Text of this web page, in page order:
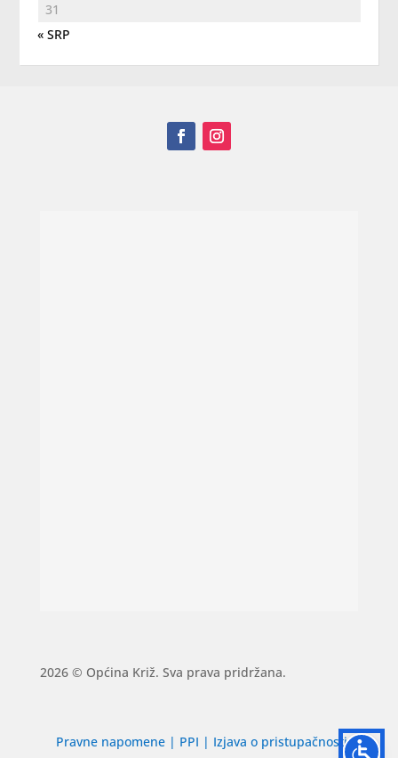
31
« SRP
2026 © Općina Križ. Sva prava pridržana.
Pravne napomene | PPI | Izjava o pristupačnosti|